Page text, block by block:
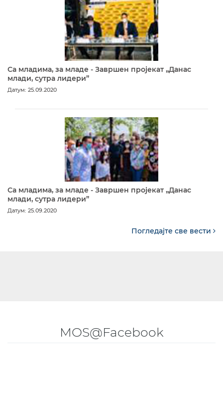
Са младима, за младе - Завршен пројекат „Данас
млади, сутра лидери”
Датум: 25.09.2020
Са младима, за младе - Завршен пројекат „Данас
млади, сутра лидери”
Датум: 25.09.2020
Погледајте све вести
MOS@Facebook